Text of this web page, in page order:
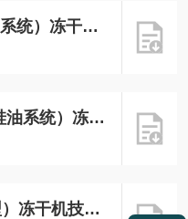
机技术配置表
干机技术配置表
机技术配置表